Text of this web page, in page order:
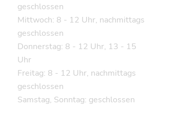
geschlossen
Mittwoch: 8 - 12 Uhr, nachmittags
geschlossen
Donnerstag: 8 - 12 Uhr, 13 - 15
Uhr
Freitag: 8 - 12 Uhr, nachmittags
geschlossen
Samstag, Sonntag: geschlossen